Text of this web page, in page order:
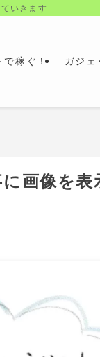
いきます
で稼ぐ！ ガジェ
画像を表